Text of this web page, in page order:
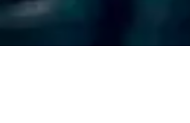
taste and occasion.